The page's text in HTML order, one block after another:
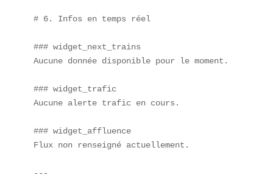
# 6. Infos en temps réel
### widget_next_trains
Aucune donnée disponible pour le moment.
### widget_trafic
Aucune alerte trafic en cours.
### widget_affluence
Flux non renseigné actuellement.
---